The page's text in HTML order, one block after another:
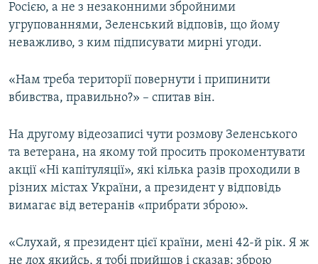
Росією, а не з незаконними збройними
угрупованнями, Зеленський відповів, що йому
неважливо, з ким підписувати мирні угоди.
«Нам треба території повернути і припинити
вбивства, правильно?» – спитав він.
На другому відеозаписі чути розмову Зеленського
та ветерана, на якому той просить прокоментувати
акції «Ні капітуляції», які кілька разів проходили в
різних містах України, а президент у відповідь
вимагає від ветеранів «прибрати зброю».
«Слухай, я президент цієї країни, мені 42-й рік. Я ж
не лох якийсь, я тобі прийшов і сказав: зброю